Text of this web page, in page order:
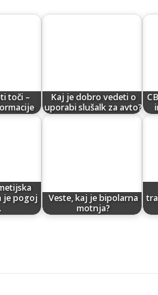
toči –
Kaj je dobro vedeti o
uporabi slušalk za avto?
je pogoj
Veste, kaj je bipolarna
motnja?